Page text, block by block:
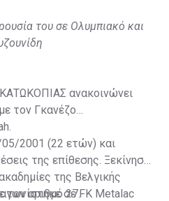
του σε Ολυμπιακό και
ανακοινώνει
τον Γκανέζο
2001 (22 ετών) και
της επίθεσης. Ξεκίνησε
της Βελγικής
σε FK Metalac
τον αριθμό 27.